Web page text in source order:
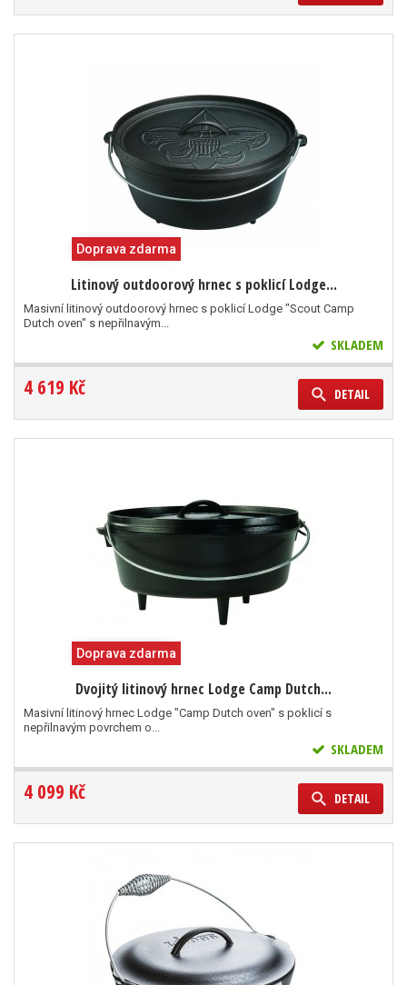
Doprava zdarma
Litinový outdoorový hrnec s poklicí Lodge...
Masivní litinový outdoorový hrnec s poklicí Lodge "Scout Camp
Dutch oven" s nepřilnavým...
SKLADEM
4 619 Kč DETAIL
Doprava zdarma
Dvojitý litinový hrnec Lodge Camp Dutch...
Masivní litinový hrnec Lodge "Camp Dutch oven" s poklicí s
nepřilnavým povrchem o...
SKLADEM
4 099 Kč DETAIL